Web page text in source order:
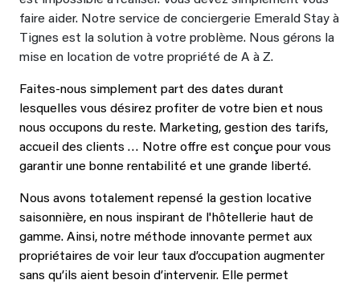
faire aider. Notre service de conciergerie Emerald Stay à
Tignes est la solution à votre problème. Nous gérons la
mise en location de votre propriété de A à Z.
Faites-nous simplement part des dates durant
lesquelles vous désirez profiter de votre bien et nous
nous occupons du reste. Marketing, gestion des tarifs,
accueil des clients … Notre offre est conçue pour vous
garantir une bonne rentabilité et une grande liberté.
Nous avons totalement repensé la gestion locative
saisonnière, en nous inspirant de l'hôtellerie haut de
gamme. Ainsi, notre méthode innovante permet aux
propriétaires de voir leur taux d’occupation augmenter
sans qu’ils aient besoin d’intervenir. Elle permet